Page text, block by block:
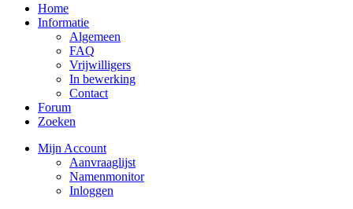
Home
Informatie
Algemeen
FAQ
Vrijwilligers
In bewerking
Contact
Forum
Zoeken
Mijn Account
Aanvraaglijst
Namenmonitor
Inloggen